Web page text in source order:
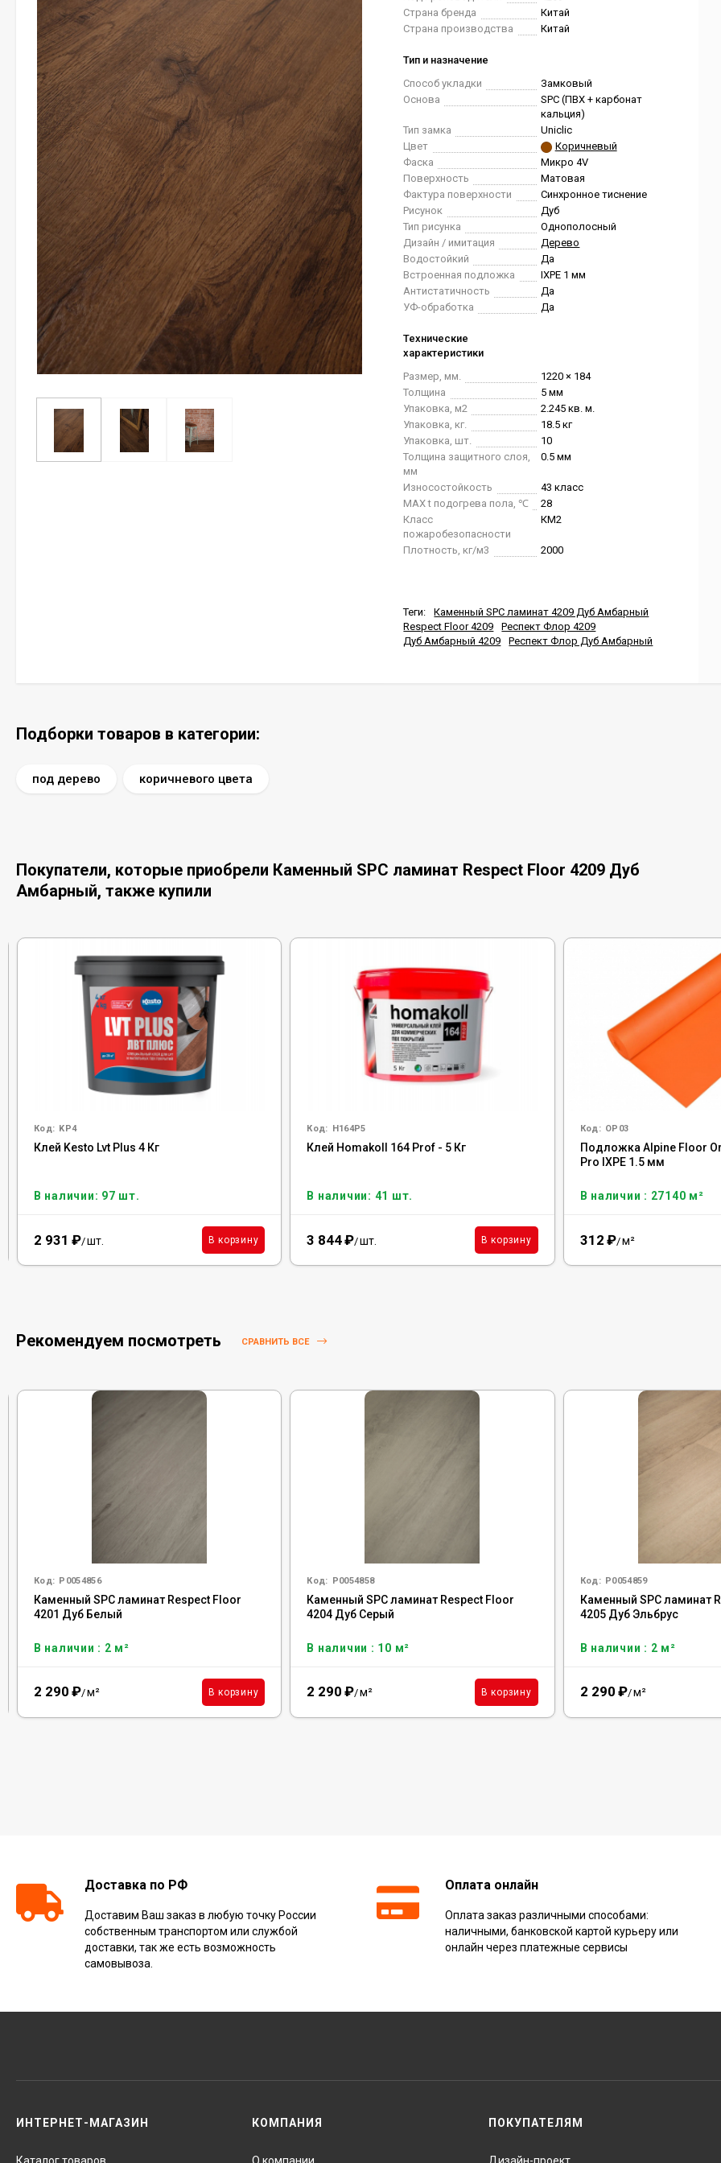
Страна бренда
Китай
Страна производства
Китай
Тип и назначение
Способ укладки
Замковый
Основа
SPC (ПВХ + карбонат
кальция)
Тип замка
Uniclic
Цвет
Коричневый
Фаска
Микро 4V
Поверхность
Матовая
Фактура поверхности
Синхронное тиснение
Рисунок
Дуб
Тип рисунка
Однополосный
Дизайн / имитация
Дерево
Водостойкий
Да
Встроенная подложка
IXPE 1 мм
Антистатичность
Да
УФ-обработка
Да
Технические
характеристики
Размер, мм.
1220 × 184
Толщина
5 мм
Упаковка, м2
2.245 кв. м.
Упаковка, кг.
18.5 кг
Упаковка, шт.
10
Толщина защитного слоя,
мм
0.5 мм
Износостойкость
43 класс
MAX t подогрева пола, ℃
28
Класс
пожаробезопасности
КМ2
Плотность, кг/м3 2000
Теги:
Каменный SPC ламинат 4209 Дуб Амбарный
Respect Floor 4209
Респект Флор 4209
Дуб Амбарный 4209
Респект Флор Дуб Амбарный
Подборки товаров в категории:
под дерево коричневого цвета
Покупатели, которые приобрели Каменный SPC ламинат Respect Floor 4209 Дуб
Амбарный, также купили
Код: KP4
Клей Kesto Lvt Plus 4 Кг
В наличии: 97 шт.
2 931 ₽/шт. В корзину
Код: H164P5
Клей Homakoll 164 Prof - 5 Кг
В наличии: 41 шт.
3 844₽/шт. В корзину
Код: OP03
Подложка Alpine Floor
Pro IXPE 1.5 мм
В наличии : 27140 м²
312 ₽/м²
Рекомендуем посмотреть СРАВНИТЬ ВСЕ
Код: Р0054856
Каменный SPC ламинат Respect Floor
4201 Дуб Белый
В наличии : 2 м²
2 290 ₽/м² В корзину
Код: Р0054858
Каменный SPC ламинат Respect Floor
4204 Дуб Серый
В наличии : 10 м²
2 290 ₽/м² В корзину
Код: Р0054859
Каменный SPC ламинат
4205 Дуб Эльбрус
В наличии : 2 м²
2 290 ₽/м²
Доставка по РФ
Доставим Ваш заказ в любую точку России
собственным транспортом или службой
доставки, так же есть возможность
самовывоза.
Оплата онлайн
Оплата заказ различными способами:
наличными, банковской картой курьеру или
онлайн через платежные сервисы
ИНТЕРНЕТ-МАГАЗИН КОМПАНИЯ ПОКУПАТЕЛЯМ